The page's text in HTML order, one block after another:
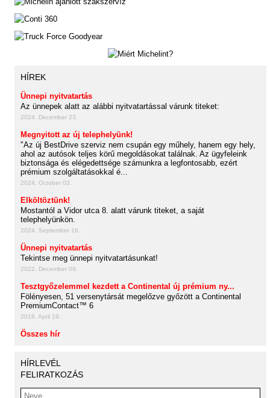
HÍREK
Ünnepi nyitvatartás
Az ünnepek alatt az alábbi nyitvatartással várunk titeket:
2024. December 23.
Megnyitott az új telephelyünk!
"Az új BestDrive szerviz nem csupán egy műhely, hanem egy hely,
ahol az autósok teljes körű megoldásokat találnak. Az ügyfeleink
biztonsága és elégedettsége számunkra a legfontosabb, ezért
prémium szolgáltatásokkal é...
2024. October 03.
Elköltöztünk!
Mostantól a Vidor utca 8. alatt várunk titeket, a saját
telephelyünkön.
2024. September 16.
Ünnepi nyitvatartás
Tekintse meg ünnepi nyitvatartásunkat!
2022. December 09.
Tesztgyőzelemmel kezdett a Continental új prémium ny...
Fölényesen, 51 versenytársát megelőzve győzött a Continental
PremiumContact™ 6
2018. April 19.
Összes hír
HÍRLEVÉL
FELIRATKOZÁS